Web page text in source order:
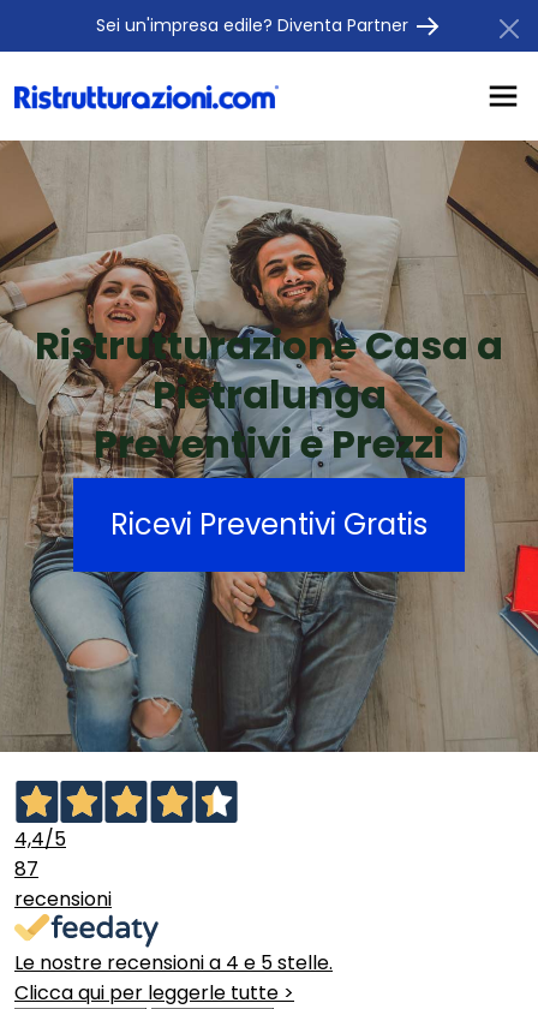
Sei un'impresa edile? Diventa Partner
Ristrutturazione Casa a
Pietralunga
Preventivi e Prezzi
Ricevi Preventivi Gratis
4,4/5
87
recensioni
Le nostre recensioni a 4 e 5 stelle.
Clicca qui per leggerle tutte >